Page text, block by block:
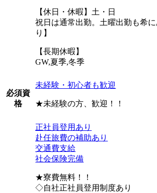
【休日・休暇】土・日
祝日は通常出勤。土曜出勤も希
り】
【長期休暇】
GW,夏季,冬季
必須資
格
未経験・初心者も歓迎
★未経験の方、歓迎！！
正社員登用あり
赴任旅費の補助あり
交通費支給
社会保険完備
★寮費無料！！
◇自社正社員登用制度あり